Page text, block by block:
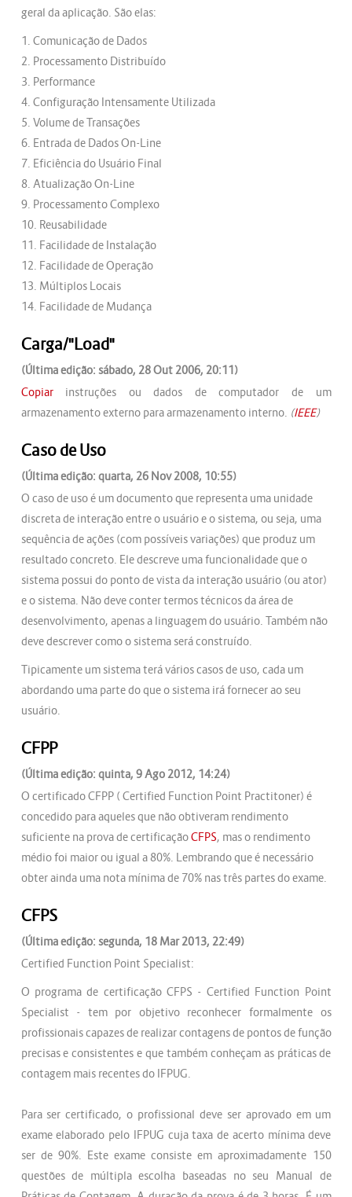
geral da aplicação. São elas:
1. Comunicação de Dados
2. Processamento Distribuído
3. Performance
4. Configuração Intensamente Utilizada
5. Volume de Transações
6. Entrada de Dados On-Line
7. Eficiência do Usuário Final
8. Atualização On-Line
9. Processamento Complexo
10. Reusabilidade
11. Facilidade de Instalação
12. Facilidade de Operação
13. Múltiplos Locais
14. Facilidade de Mudança
Carga/"Load"
(Última edição: sábado, 28 Out 2006, 20:11)
Copiarinstruções ou dados de computador de um
armazenamento externo para armazenamento interno. (IEEE)
Caso de Uso
(Última edição: quarta, 26 Nov 2008, 10:55)
O caso de uso é um documento que representa uma unidade
discreta de interação entre o usuário e o sistema, ou seja, uma
sequência de ações (com possíveis variações) que produz um
resultado concreto. Ele descreve uma funcionalidade que o
sistema possui do ponto de vista da interação usuário (ou ator)
e o sistema. Não deve conter termos técnicos da área de
desenvolvimento, apenas a linguagem do usuário. Também não
deve descrever como o sistema será construído.
Tipicamente um sistema terá vários casos de uso, cada um
abordando uma parte do que o sistema irá fornecer ao seu
usuário.
CFPP
(Última edição: quinta, 9 Ago 2012, 14:24)
O certificado CFPP ( Certified Function Point Practitoner) é
concedido para aqueles que não obtiveram rendimento
suficiente na prova de certificaçãoCFPS, mas o rendimento
médio foi maior ou igual a 80%. Lembrando que é necessário
obter ainda uma nota mínima de 70% nas três partes do exame.
CFPS
(Última edição: segunda, 18 Mar 2013, 22:49)
Certified Function Point Specialist:
O programa de certificação CFPS - Certified Function Point
Specialist - tem por objetivo reconhecer formalmente os
profissionais capazes de realizar contagens de pontos de função
precisas e consistentes e que também conheçam as práticas de
contagem mais recentes do IFPUG.
Para ser certificado, o profissional deve ser aprovado em um
exame elaborado pelo IFPUG cuja taxa de acerto mínima deve
ser de 90%. Este exame consiste em aproximadamente 150
questões de múltipla escolha baseadas no seu Manual de